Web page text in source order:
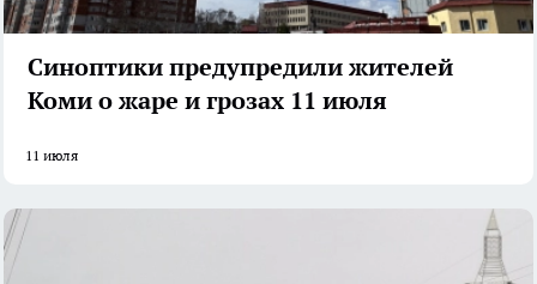
Синоптики предупредили жителей
Коми о жаре и грозах 11 июля
11 июля